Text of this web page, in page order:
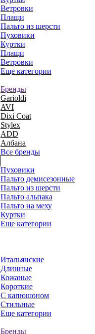
Ветровки
Плащи
Пальто из шерсти
Пуховики
Куртки
Плащи
Ветровки
Еще категории
Бренды
Garioldi
AVI
Dixi Coat
Stylex
ADD
Албана
Все бренды
Пуховики
Пальто демисезонные
Пальто из шерсти
Пальто альпака
Пальто на меху
Куртки
Еще категории
Итальянские
Длинные
Кожаные
Короткие
С капюшоном
Стильные
Еще категории
Бренды